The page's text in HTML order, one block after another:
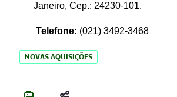
Janeiro, Cep.: 24230-101.
Telefone: (021) 3492-3468
NOVAS AQUISIÇÕES